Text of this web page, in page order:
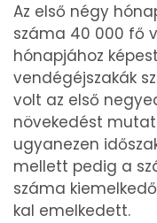
Az első négy
száma 40 000 fő
hónapjához
vendégéjszakák
volt az első
növekedést
ugyanezen
mellett pedig a
száma
kal emelkedett.